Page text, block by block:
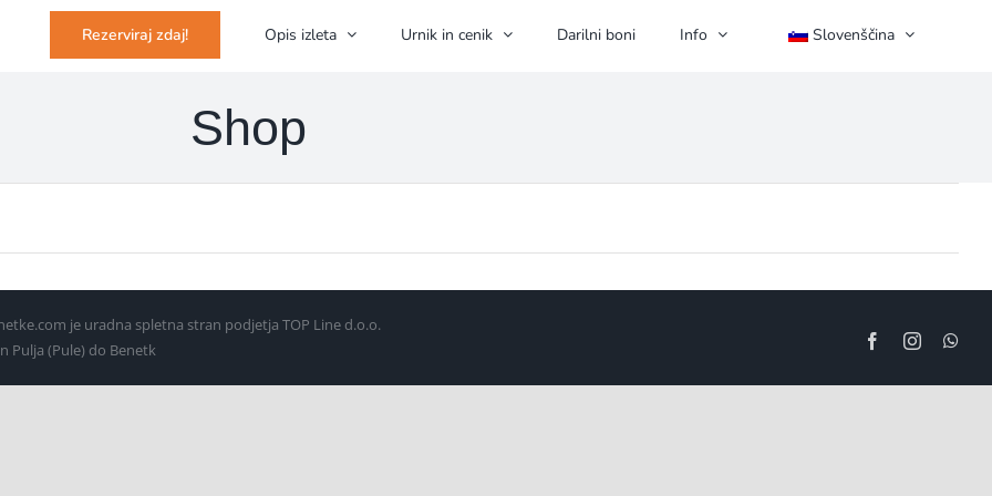
Rezerviraj zdaj! Opis izleta Urnik in cenik Darilni boni Info Slovenščina
Shop
je uradna spletna stran podjetja TOP Line d.o.o.
Pulja (Pule) do Benetk
FacebookInstagram